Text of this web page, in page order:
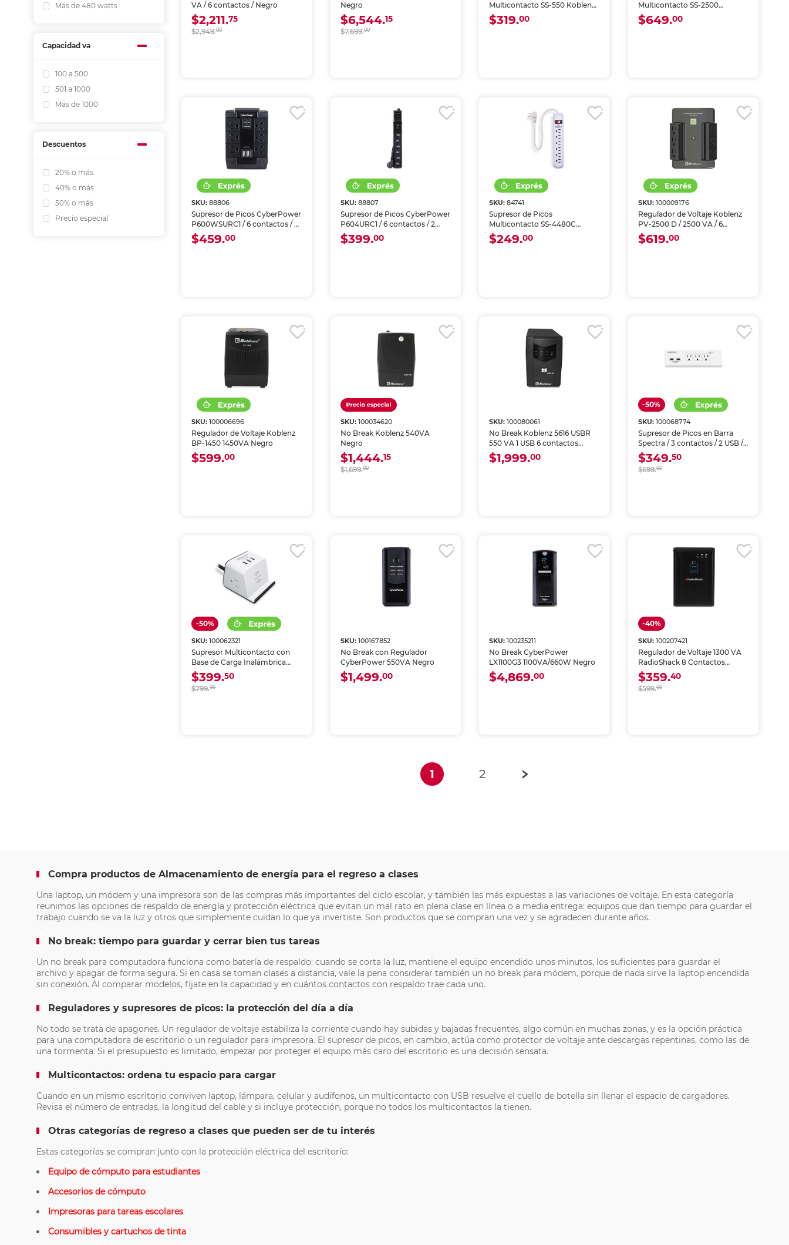
Más de 480 watts
Capacidad va
100 a 500
501 a 1000
Más de 1000
Descuentos
20% o más
40% o más
50% o más
Precio especial
VA / 6 contactos / Negro
$2,211.75
$2,949.00
Negro
$6,544.15
$7,699.00
Multicontacto SS-550 Koblenz /
5 contactos / 2 USB / 50 joules /
Blanco
$319.00
Multicontacto SS-2500
Koblenz / 7 contactos / 2500
joules / Gris claro
$649.00
SKU:88806
Supresor de Picos CyberPower
P600WSURC1 / 6 contactos / 2
USB / Negro
$459.00
SKU: 88807
Supresor de Picos CyberPower
P604URC1 / 6 contactos / 2
USB / Negro
$399.00
SKU:84741
Supresor de Picos
Multicontacto SS-4480C
Koblenz / 6 contactos / 480
joules / Blanco
$249.00
SKU: 100009176
Regulador de Voltaje Koblenz
PV-2500 D / 2500 VA / 6
contactos / Negro
$619.00
SKU:100006696
Regulador de Voltaje Koblenz
BP-1450 1450VA Negro
$599.00
SKU: 100034620
No Break Koblenz 540VA
Negro
$1,444.15
$1,699.00
SKU:100080061
No Break Koblenz 5616 USBR
550 VA 1 USB 6 contactos
Negro
$1,999.00
-50%
SKU: 100068774
Supresor de Picos en Barra
Spectra / 3 contactos / 2 USB /
Blanco
$349.50
$699.00
-50%
SKU:100062321
Supresor Multicontacto con
Base de Carga Inalámbrica
Spectra / 2 contactos / 3 USB /
Blanco
$399.50
$799.00
SKU: 100167852
No Break con Regulador
CyberPower 550VA Negro
$1,499.00
SKU:100235211
No Break CyberPower
LX1100G3 1100VA/660W Negro
$4,869.00
-40%
SKU: 100207421
Regulador de Voltaje 1300 VA
RadioShack 8 Contactos
Negro
$359.40
$599.00
1(current)
2
Compra productos de Almacenamiento de energía para el regreso a clases
Una laptop, un módem y una impresora son de las compras más importantes del ciclo escolar, y también las más expuestas a las variaciones de voltaje. En esta categoría
reunimos las opciones de respaldo de energía y protección eléctrica que evitan un mal rato en plena clase en línea o a media entrega: equipos que dan tiempo para guardar el
trabajo cuando se va la luz y otros que simplemente cuidan lo que ya invertiste. Son productos que se compran una vez y se agradecen durante años.
No break: tiempo para guardar y cerrar bien tus tareas
Un no break para computadora funciona como batería de respaldo: cuando se corta la luz, mantiene el equipo encendido unos minutos, los suficientes para guardar el
archivo y apagar de forma segura. Si en casa se toman clases a distancia, vale la pena considerar también un no break para módem, porque de nada sirve la laptop encendida
sin conexión. Al comparar modelos, fíjate en la capacidad y en cuántos contactos con respaldo trae cada uno.
Reguladores y supresores de picos: la protección del día a día
No todo se trata de apagones. Un regulador de voltaje estabiliza la corriente cuando hay subidas y bajadas frecuentes, algo común en muchas zonas, y es la opción práctica
para una computadora de escritorio o un regulador para impresora. El supresor de picos, en cambio, actúa como protector de voltaje ante descargas repentinas, como las de
una tormenta. Si el presupuesto es limitado, empezar por proteger el equipo más caro del escritorio es una decisión sensata.
Multicontactos: ordena tu espacio para cargar
Cuando en un mismo escritorio conviven laptop, lámpara, celular y audífonos, un multicontacto con USB resuelve el cuello de botella sin llenar el espacio de cargadores.
Revisa el número de entradas, la longitud del cable y si incluye protección, porque no todos los multicontactos la tienen.
Otras categorías de regreso a clases que pueden ser de tu interés
Estas categorías se compran junto con la protección eléctrica del escritorio:
Equipo de cómputo para estudiantes
Accesorios de cómputo
Impresoras para tareas escolares
Consumibles y cartuchos de tinta